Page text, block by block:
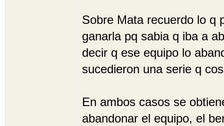
Sobre Mata recuerdo lo q
ganarla pq sabia q iba a
decir q ese equipo lo
sucedieron una serie q
En ambos casos se
abandonar el equipo, el